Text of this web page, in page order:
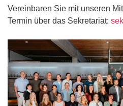
Vereinbaren Sie mit unseren
Termin über das Sekretariat: